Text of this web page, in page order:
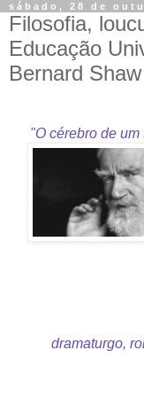
sábado, 28 de
Filosofia,
Educação
Bernard Shaw
"O cérebro de
dramaturgo,